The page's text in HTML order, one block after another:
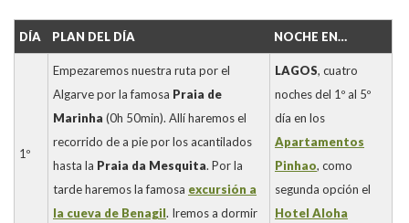
DÍA PLAN DEL DÍA NOCHE EN…
1º
Empezaremos nuestra ruta por el
Algarve por la famosa Praia de
Marinha (0h 50min). Allí haremos el
recorrido de a pie por los acantilados
hasta la Praia da Mesquita. Por la
tarde haremos la famosa excursión a
la cueva de Benagil. Iremos a dormir
LAGOS, cuatro
noches del 1º al 5º
día en los
Apartamentos
Pinhao, como
segunda opción el
Hotel Aloha